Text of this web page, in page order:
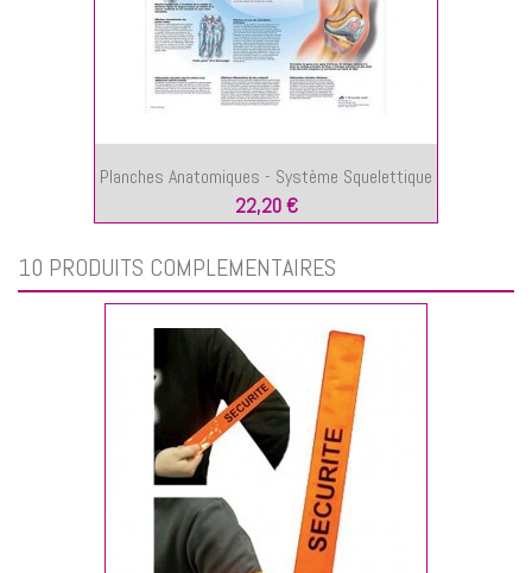
Planches Anatomiques - Système Squelettique
22,20 €
10 PRODUITS COMPLÉMENTAIRES